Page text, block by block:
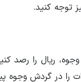
توجه کنید.
ریال را رصد
را در گردش وجوه